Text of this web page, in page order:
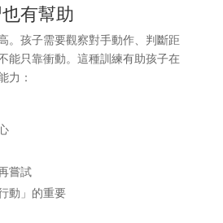
有幫助
。孩子需要觀察對手動作、判斷距
能只靠衝動。這種訓練有助孩子在
力：
嘗試
動」的重要